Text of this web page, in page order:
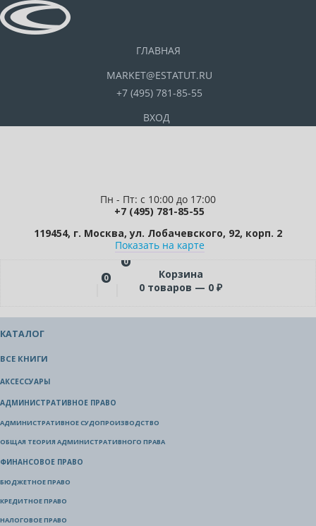
ГЛАВНАЯ
MARKET@ESTATUT.RU
+7 (495) 781-85-55
ВХОД
Пн - Пт: с 10:00 до 17:00
+7 (495) 781-85-55
119454, г. Москва, ул. Лобачевского, 92, корп. 2
Показать на карте
0
0
Корзина
0 товаров — 0 ₽
КАТАЛОГ
ВСЕ КНИГИ
АКСЕССУАРЫ
АДМИНИСТРАТИВНОЕ ПРАВО
АДМИНИСТРАТИВНОЕ СУДОПРОИЗВОДСТВО
ОБЩАЯ ТЕОРИЯ АДМИНИСТРАТИВНОГО ПРАВА
ФИНАНСОВОЕ ПРАВО
БЮДЖЕТНОЕ ПРАВО
КРЕДИТНОЕ ПРАВО
НАЛОГОВОЕ ПРАВО